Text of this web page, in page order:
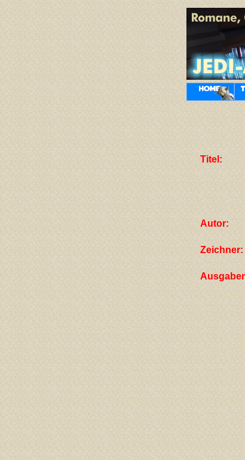
Titel:
Autor:
Zeichner: